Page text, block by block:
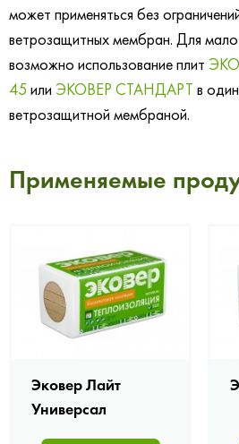
может применяться без
ветрозащитных мембран. Для
возможно использование плит
45 или ЭКОВЕР СТАНДАРТ в
ветрозащитной мембраной.
Применяемые
Эковер Лайт
Универсал